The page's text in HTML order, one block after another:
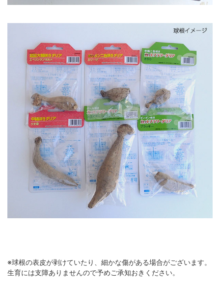
※球根の表皮が剥けていたり、細かな傷がある場合がございます。
生育には支障ありませんので予めご承知おきください。